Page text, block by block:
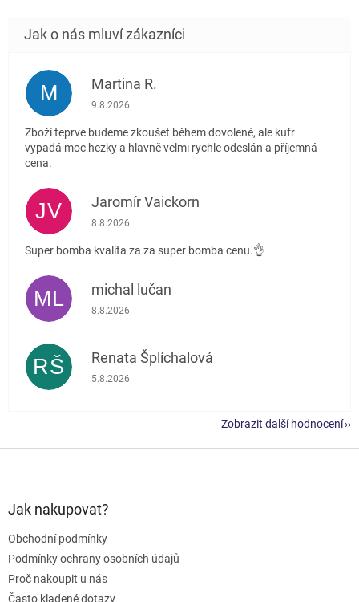
M Martina R.
Hodnocení obchodu je 5 z 5 hvězdiček.
9.8.2026
Zboží teprve budeme zkoušet během dovolené, ale kufr
vypadá moc hezky a hlavně velmi rychle odeslán a příjemná
cena.
JV Jaromír Vaickorn
Hodnocení obchodu je 5 z 5 hvězdiček.
8.8.2026
Super bomba kvalita za za super bomba cenu.👌
ML michal lučan
Hodnocení obchodu je 5 z 5 hvězdiček.
8.8.2026
RŠ Renata Šplíchalová
Hodnocení obchodu je 5 z 5 hvězdiček.
5.8.2026
Zobrazit další hodnocení
Jak nakupovat?
Obchodní podmínky
Podmínky ochrany osobních údajů
Proč nakoupit u nás
Často kladené dotazy